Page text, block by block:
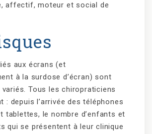
affectif, moteur et social de
aux écrans (et
à la surdose d’écran) sont
Tous les chiropraticiens
: depuis l’arrivée des téléphones
tablettes, le nombre d’enfants et
qui se présentent à leur clinique